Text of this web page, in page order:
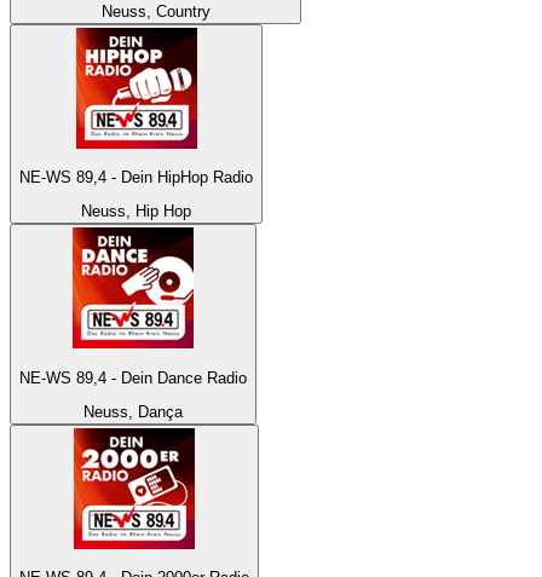
Neuss, Country
NE-WS 89,4 - Dein HipHop Radio
Neuss, Hip Hop
NE-WS 89,4 - Dein Dance Radio
Neuss, Dança